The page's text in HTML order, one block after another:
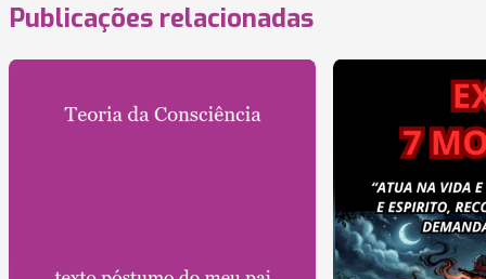
Publicações relacionadas